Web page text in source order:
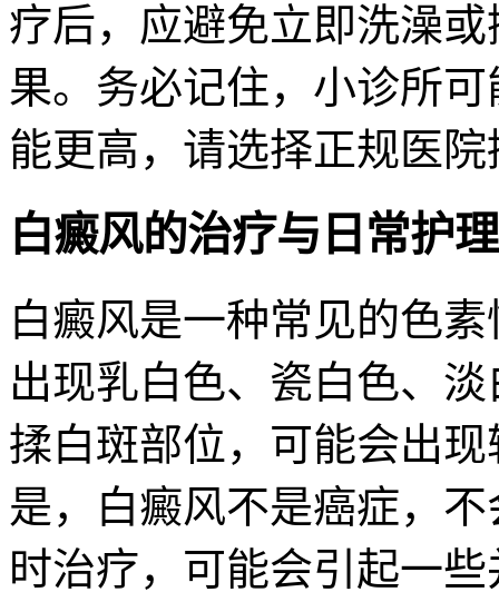
疗后，应避免立即洗澡
果。务必记住，小诊所
能更高，请选择正规医
白癜风的治疗与日常护理
白癜风是一种常见的色
出现乳白色、瓷白色、
揉白斑部位，可能会出
是，白癜风不是癌症，
时治疗，可能会引起一